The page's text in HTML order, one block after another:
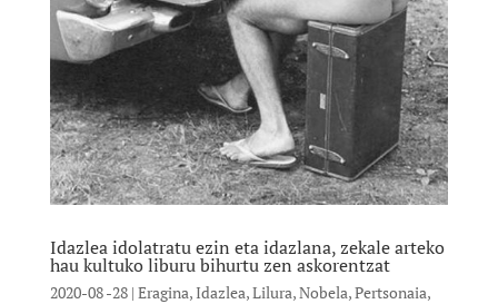
Idazlea idolatratu ezin eta idazlana, zekale arteko
hau kultuko liburu bihurtu zen askorentzat
2020-08 -28| Eragina,Idazlea,Lilura,Nobela,Pertsonaia,